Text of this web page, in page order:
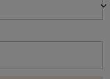
keyboard_arrow_down